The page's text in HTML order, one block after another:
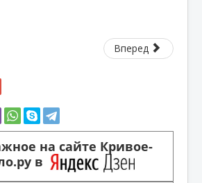
Вперед
на сайте Кривое-
в